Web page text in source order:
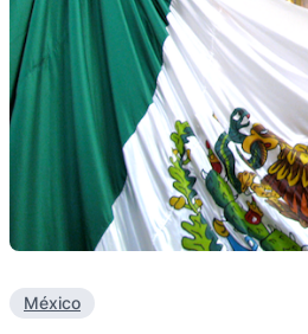
México